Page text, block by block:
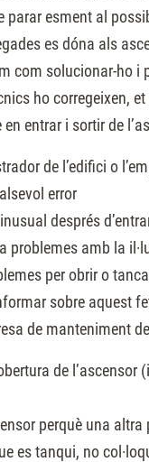
parar esment al
es dóna als
com solucionar-ho i
ho corregeixen,
entrar i sortir de
de l’edifici o
error
després
problemes amb la
per obrir o
sobre aquest
de manteniment
de l’ascensor
perquè una altra
es tanqui, no